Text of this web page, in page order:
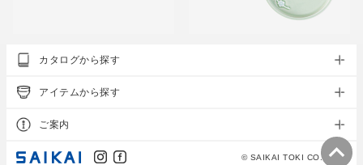
essence of life
aroma stone りんごセット
カタログから探す
アイテムから探す
ご案内
© SAIKAI TOKI CO., LTD.